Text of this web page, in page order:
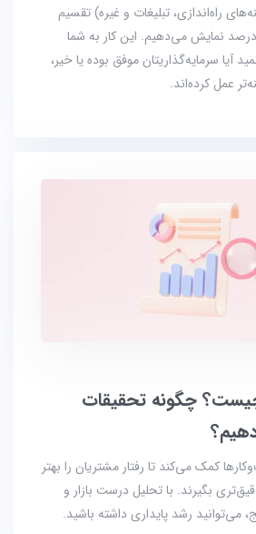
راه‌اندازی، تبلیغات و غیره) تقسیم
نمایش می‌دهیم. این کار به شما
آیا سرمایه‌گذاریتان موفق بوده یا خیر،
عمل کرده‌اند.
چیست؟ چگونه تحقیقات
دهیم؟
کمک می‌کند تا رفتار مشتریان را بهتر
بگیرند. با تحلیل درست بازار و
می‌توانید رشد پایداری داشته باشید.